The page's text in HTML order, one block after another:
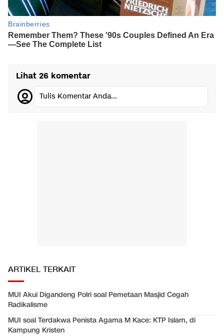
Lihat 26 komentar
Tulis Komentar Anda...
ARTIKEL TERKAIT
MUI Akui Digandeng Polri soal Pemetaan Masjid Cegah
Radikalisme
MUI soal Terdakwa Penista Agama M Kace: KTP Islam, di
Kampung Kristen